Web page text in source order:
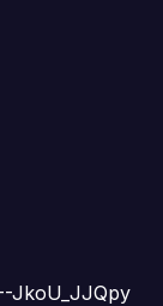
JkoU_JJQpy